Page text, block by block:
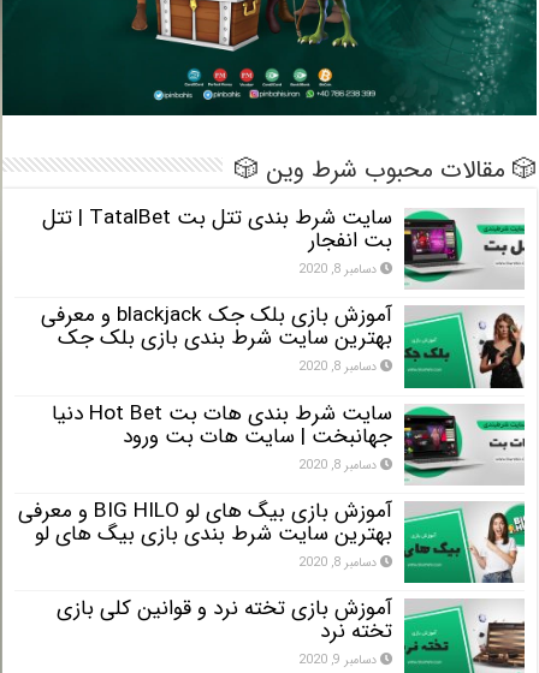
مقالات محبوب شرط وین 🎲
سایت شرط بندی تتل بت TatalBet | تتل
بت انفجار
دسامبر 8, 2020
آموزش بازی بلک جک blackjack و معرفی
بهترین سایت شرط بندی بازی بلک جک
دسامبر 8, 2020
سایت شرط بندی هات بت Hot Bet دنیا
جهانبخت | سایت هات بت ورود
دسامبر 8, 2020
آموزش بازی بیگ های لو BIG HILO و معرفی
بهترین سایت شرط بندی بازی بیگ های لو
دسامبر 8, 2020
آموزش بازی تخته نرد و قوانین کلی بازی
تخته نرد
دسامبر 9, 2020